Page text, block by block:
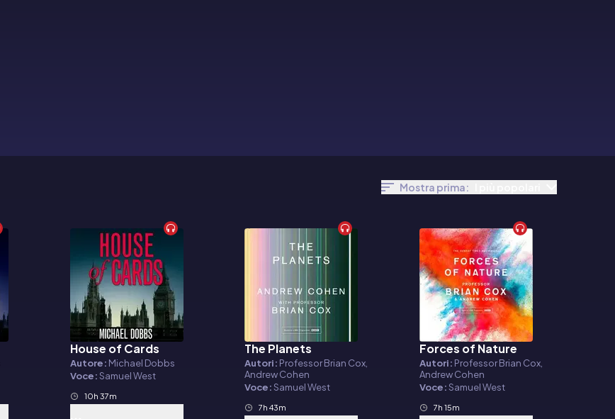
Mostra prima:
Audiolibro
House of Cards
Autore: Michael Dobbs
Voce:Samuel West
10h 37m
Audiolibro
The Planets
Autori: Professor Brian Cox,
Andrew Cohen
Voce:Samuel West
7h 43m
Audiolibro
Forces of Nature
Autori: Professor Brian Cox,
Andrew Cohen
Voce:Samuel West
7h 15m